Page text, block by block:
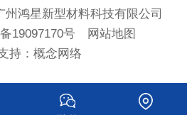
鸿星新型材料科技有限公司
19097170号
网站地图
持：概念网络